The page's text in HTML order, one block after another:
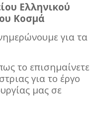
Ελληνικού
Κοσμά
για τα
το επισημαίνετε
για το έργο
μας σε